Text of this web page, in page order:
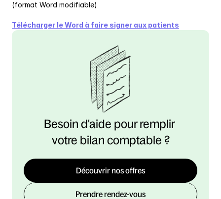
(format Word modifiable)
Télécharger le Word à faire signer aux patients
Besoin d'aide pour remplir
votre bilan comptable ?
Découvrir nos offres
Prendre rendez-vous